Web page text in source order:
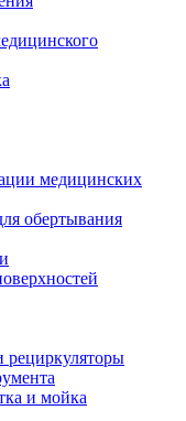
медицинских
обертывания
рециркуляторы
и мойка